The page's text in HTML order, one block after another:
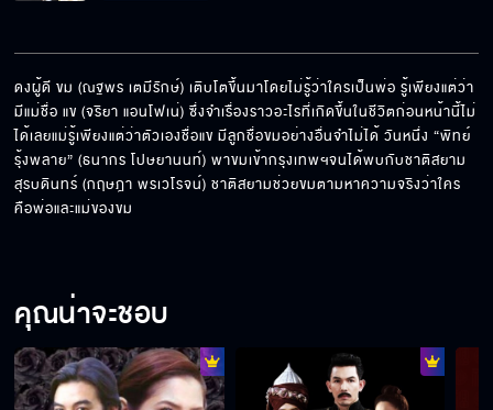
ดงผู้ดี ขม (ณฐพร เตมีรักษ์) เติบโตขึ้นมาโดยไม่รู้ว่าใครเป็นพ่อ รู้เพียงแต่ว่า
มีแม่ชื่อ แข (จริยา แอนโฟเน่) ซึ่งจำเรื่องราวอะไรที่เกิดขึ้นในชีวิตก่อนหน้านี้ไม่
ได้เลยแม่รู้เพียงแต่ว่าตัวเองชื่อแข มีลูกชื่อขมอย่างอื่นจำไม่ได้ วันหนึ่ง “พิทย์
รุ้งพลาย” (ธนากร โปษยานนท์) พาขมเข้ากรุงเทพฯจนได้พบกับชาติสยาม
สุรบดินทร์ (กฤษฎา พรเวโรจน์) ชาติสยามช่วยขมตามหาความจริงว่าใคร
คือพ่อและแม่ของขม
คุณน่าจะชอบ